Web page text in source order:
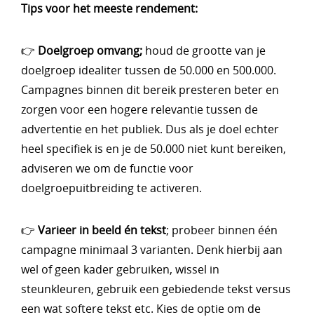
Tips voor het meeste rendement:
👉 Doelgroep omvang; houd de grootte van je
doelgroep idealiter tussen de 50.000 en 500.000.
Campagnes binnen dit bereik presteren beter en
zorgen voor een hogere relevantie tussen de
advertentie en het publiek. Dus als je doel echter
heel specifiek is en je de 50.000 niet kunt bereiken,
adviseren we om de functie voor
doelgroepuitbreiding te activeren.
👉 Varieer in beeld én tekst; probeer binnen één
campagne minimaal 3 varianten. Denk hierbij aan
wel of geen kader gebruiken, wissel in
steunkleuren, gebruik een gebiedende tekst versus
een wat softere tekst etc. Kies de optie om de